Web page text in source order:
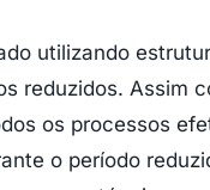
utilizando
reduzidos. Assim
os processos
o período